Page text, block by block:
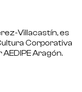
Villacastín, es
Corporativa
Aragón.